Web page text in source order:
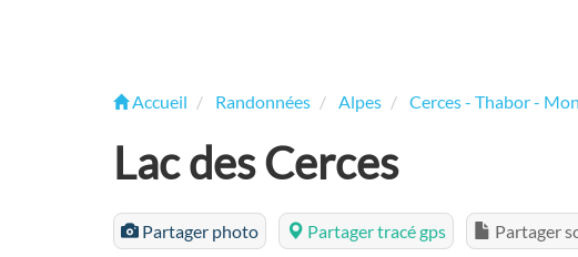
Accueil Randonnées Alpes Cerces - Thabor -
Lac des Cerces
Partager photo Partager tracé gps Partager